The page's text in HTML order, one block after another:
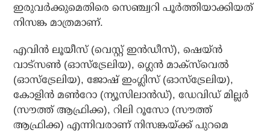
ഇരുവര്‍ക്കുമെതിരെ സെഞ്ച്വറി പൂര്‍ത്തിയാക്കിയത്
നിസങ്ക മാത്രമാണ്.
എവിന്‍ ലൂയീസ് (വെസ്റ്റ് ഇന്‍ഡീസ്), ഷെയ്ന്‍
വാട്‌സണ്‍ (ഓസ്‌ട്രേലിയ), ഗ്ലെന്‍ മാക്‌സ്‌വെല്‍
(ഓസ്‌ട്രേലിയ), ജോഷ് ഇംഗ്ലിസ് (ഓസ്‌ട്രേലിയ),
കോളിന്‍ മണ്‍റോ (ന്യൂസിലാന്‍ഡ്), ഡേവിഡ് മില്ലര്‍
(സൗത്ത് ആഫ്രിക്ക), റിലി റൂസോ (സൗത്ത്
ആഫ്രിക്ക) എന്നിവരാണ് നിസങ്കയ്ക്ക് പുറമെ